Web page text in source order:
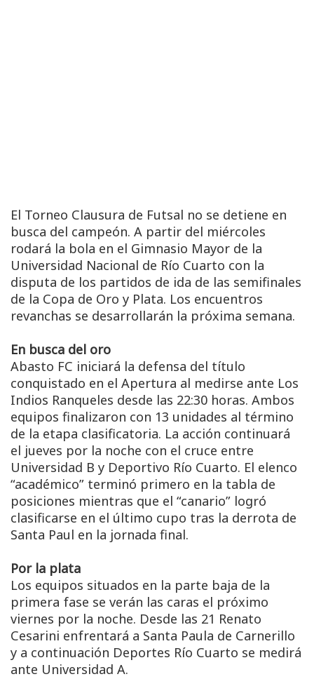
El Torneo Clausura de Futsal no se detiene en
busca del campeón. A partir del miércoles
rodará la bola en el Gimnasio Mayor de la
Universidad Nacional de Río Cuarto con la
disputa de los partidos de ida de las semifinales
de la Copa de Oro y Plata. Los encuentros
revanchas se desarrollarán la próxima semana.
En busca del oro
Abasto FC iniciará la defensa del título
conquistado en el Apertura al medirse ante Los
Indios Ranqueles desde las 22:30 horas. Ambos
equipos finalizaron con 13 unidades al término
de la etapa clasificatoria. La acción continuará
el jueves por la noche con el cruce entre
Universidad B y Deportivo Río Cuarto. El elenco
“académico” terminó primero en la tabla de
posiciones mientras que el “canario” logró
clasificarse en el último cupo tras la derrota de
Santa Paul en la jornada final.
Por la plata
Los equipos situados en la parte baja de la
primera fase se verán las caras el próximo
viernes por la noche. Desde las 21 Renato
Cesarini enfrentará a Santa Paula de Carnerillo
y a continuación Deportes Río Cuarto se medirá
ante Universidad A.